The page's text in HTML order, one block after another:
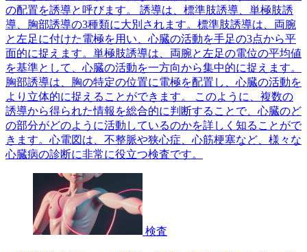
の配置を誘導と呼びます。 誘導は、標準肢誘導、単極肢誘
導、胸部誘導の3種類に大別されます。標準肢誘導は、両腕
と左足に付けた電極を用い、心臓の活動を手足の3点から平
面的に捉えます。単極肢誘導は、両腕と左足の電位の平均値
を基準として、心臓の活動を一方向から集中的に捉えます。
胸部誘導は、胸の特定の位置に電極を配置し、心臓の活動を
より立体的に捉えることができます。 このように、複数の
誘導から得られた情報を総合的に判断することで、心臓のど
の部分がどのように活動しているのかを詳しく知ることがで
きます。心電図は、不整脈や狭心症、心筋梗塞など、様々な
心臓病の診断に非常に役立つ検査です。
検査